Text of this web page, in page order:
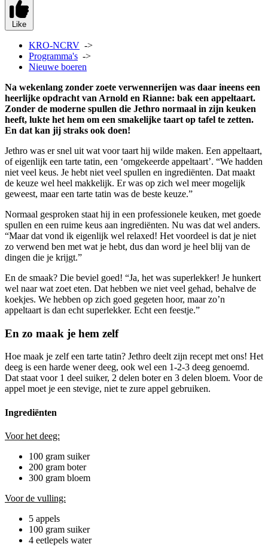
Like
KRO-NCRV ->
Programma's ->
Nieuwe boeren
Na wekenlang zonder zoete verwennerijen was daar ineens een
heerlijke opdracht van Arnold en Rianne: bak een appeltaart.
Zonder de moderne spullen die Jethro normaal in zijn keuken
heeft, lukte het hem om een smakelijke taart op tafel te zetten.
En dat kan jij straks ook doen!
Jethro was er snel uit wat voor taart hij wilde maken. Een appeltaart,
of eigenlijk een tarte tatin, een ‘omgekeerde appeltaart’. “We hadden
niet veel keus. Je hebt niet veel spullen en ingrediënten. Dat maakt
de keuze wel heel makkelijk. Er was op zich wel meer mogelijk
geweest, maar een tarte tatin was de beste keuze.”
Normaal gesproken staat hij in een professionele keuken, met goede
spullen en een ruime keus aan ingrediënten. Nu was dat wel anders.
“Maar dat vond ik eigenlijk wel relaxed! Het voordeel is dat je niet
zo verwend ben met wat je hebt, dus dan word je heel blij van de
dingen die je krijgt.”
En de smaak? Die beviel goed! “Ja, het was superlekker! Je hunkert
wel naar wat zoet eten. Dat hebben we niet veel gehad, behalve de
koekjes. We hebben op zich goed gegeten hoor, maar zo’n
appeltaart is dan echt superlekker. Echt een feestje.”
En zo maak je hem zelf
Hoe maak je zelf een tarte tatin? Jethro deelt zijn recept met ons! Het
deeg is een harde wener deeg, ook wel een 1-2-3 deeg genoemd.
Dat staat voor 1 deel suiker, 2 delen boter en 3 delen bloem. Voor de
appel moet je een stevige, niet te zure appel gebruiken.
Ingrediënten
Voor het deeg:
100 gram suiker
200 gram boter
300 gram bloem
Voor de vulling:
5 appels
100 gram suiker
4 eetlepels water